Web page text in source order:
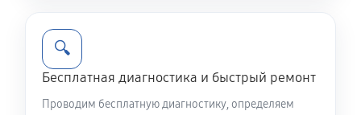
Ремонт контроллеров тепловизора Pulsar Accolade
XQ38 LRF
🔍
Бесплатная диагностика и быстрый ремонт
Проводим бесплатную диагностику, определяем